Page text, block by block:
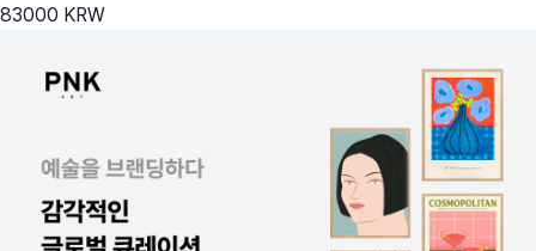
83000 KRW